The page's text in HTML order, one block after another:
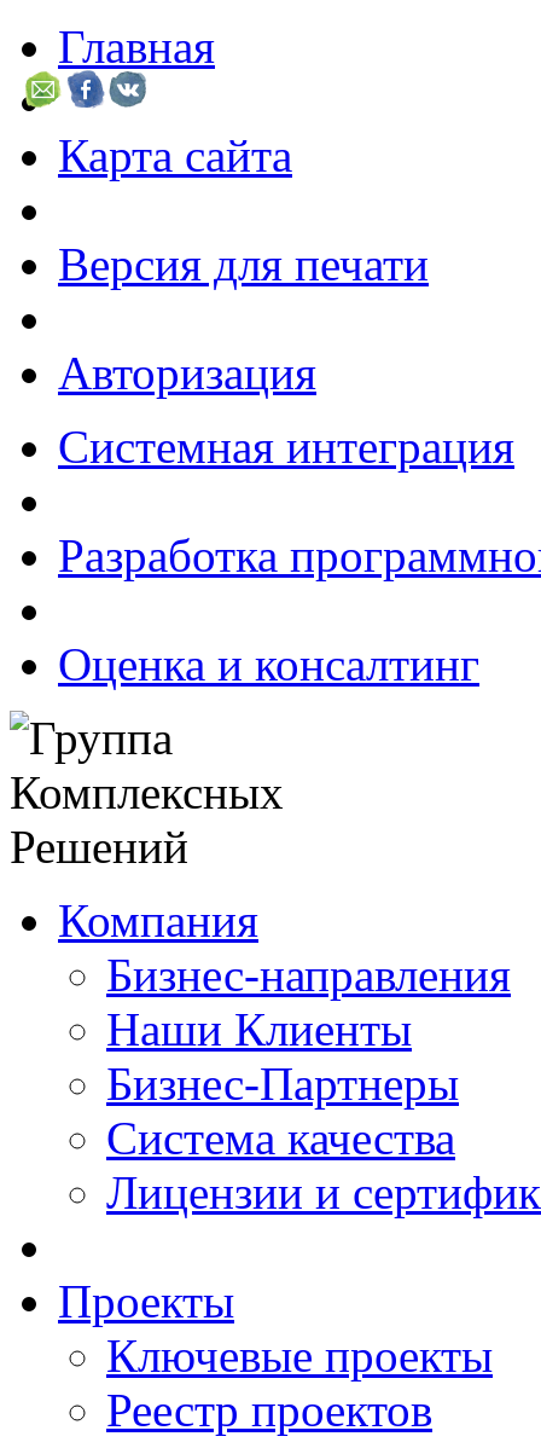
Главная
Карта сайта
Версия для печати
Авторизация
Системная интеграция
Разработка
Оценка и консалтинг
Компания
Бизнес-направления
Наши Клиенты
Бизнес-Партнеры
Система качества
Лицензии и
Проекты
Ключевые проекты
Реестр проектов